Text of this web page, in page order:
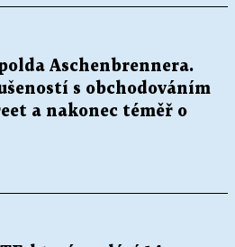
Aschenbrennera.
s obchodováním
a nakonec téměř o